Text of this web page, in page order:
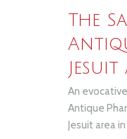
The
Jesuit
An
Antique
Jesuit area